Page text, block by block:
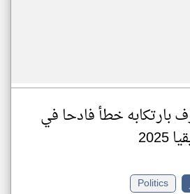
بارتكابه خطأ فادحا في
Politics